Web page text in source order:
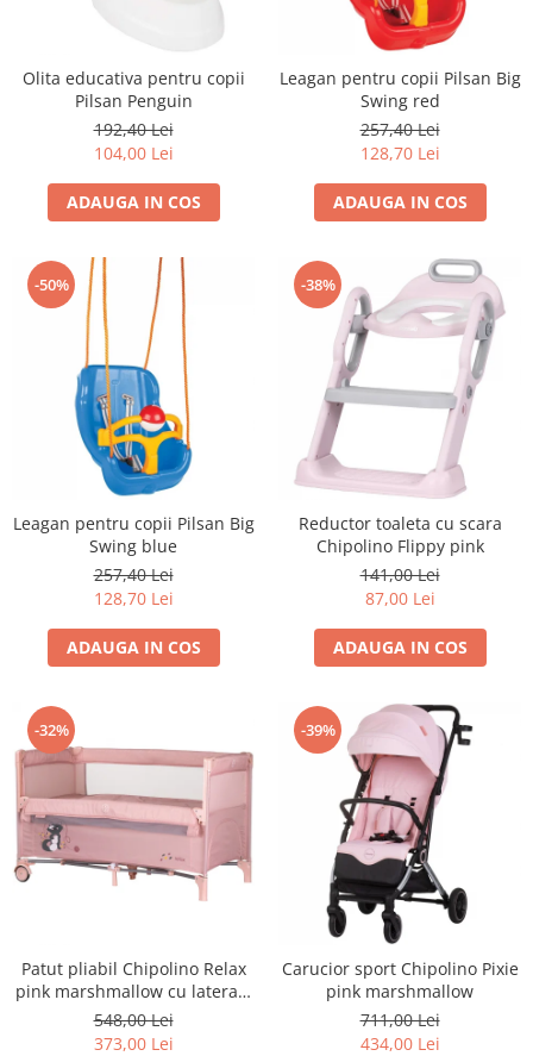
Olita educativa pentru copii
Pilsan Penguin
192,40 Lei
104,00 Lei
ADAUGA IN COS
Leagan pentru copii Pilsan Big
Swing red
257,40 Lei
128,70 Lei
ADAUGA IN COS
-50%
Leagan pentru copii Pilsan Big
Swing blue
257,40 Lei
128,70 Lei
ADAUGA IN COS
-38%
Reductor toaleta cu scara
Chipolino Flippy pink
141,00 Lei
87,00 Lei
ADAUGA IN COS
-32%
Patut pliabil Chipolino Relax
pink marshmallow cu laterala
culisanta
548,00 Lei
373,00 Lei
-39%
Carucior sport Chipolino Pixie
pink marshmallow
711,00 Lei
434,00 Lei